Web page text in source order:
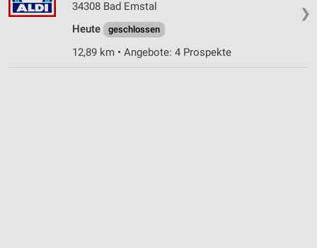
❯
34308 Bad Emstal
Heute
geschlossen
12,89 km • Angebote: 4 Prospekte